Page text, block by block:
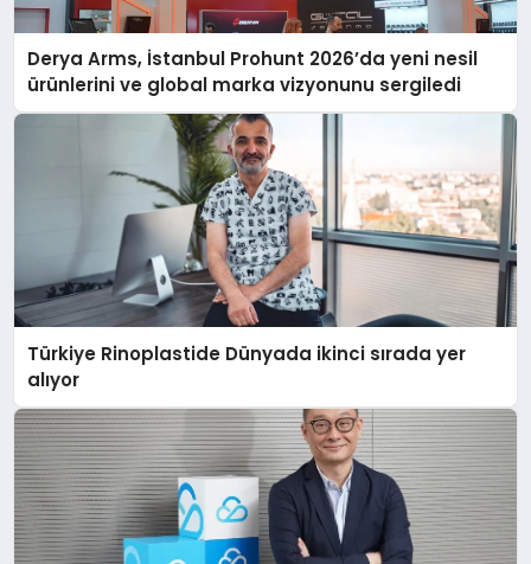
Derya Arms, İstanbul Prohunt 2026’da yeni nesil
ürünlerini ve global marka vizyonunu sergiledi
Türkiye Rinoplastide Dünyada ikinci sırada yer
alıyor